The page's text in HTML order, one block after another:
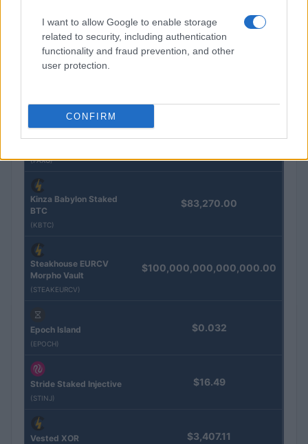
I want to allow Google to enable storage
related to security, including authentication
functionality and fraud prevention, and other
user protection.
CONFIRM
QUOTAZIONI CRYPTO
(PAXG)
$4,187.30
Kinza Babylon Staked
BTC
(KBTC)
$83,270.00
Steakhouse EURCV
Morpho Vault
(STEAKEURCV)
$100,000,000,000,000.00
Epoch Island
(EPOCH)
$0.032
Stride Staked Injective
(STINJ)
$16.49
Vested XOR $3,407.11